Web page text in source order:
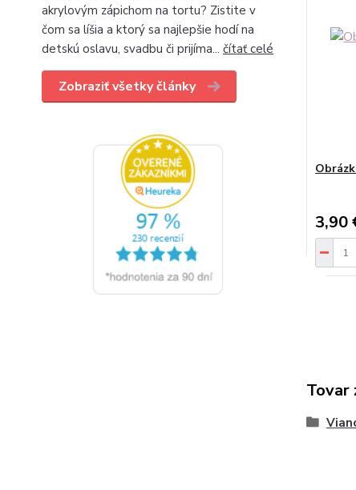
akrylovým zápichom na tortu? Zistite v
čom sa líšia a ktorý sa najlepšie hodí na
detskú oslavu, svadbu či prijíma... čítať celé
Zobraziť všetky články
3,90
Tovar